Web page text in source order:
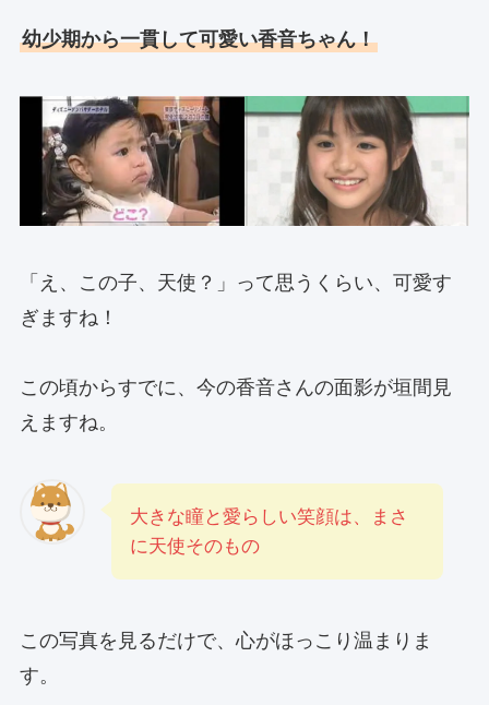
幼少期から一貫して可愛い香音ちゃん！
「え、この子、天使？」って思うくらい、可愛す
ぎますね！
この頃からすでに、今の香音さんの面影が垣間見
えますね。
大きな瞳と愛らしい笑顔は、まさ
に天使そのもの
この写真を見るだけで、心がほっこり温まりま
す。